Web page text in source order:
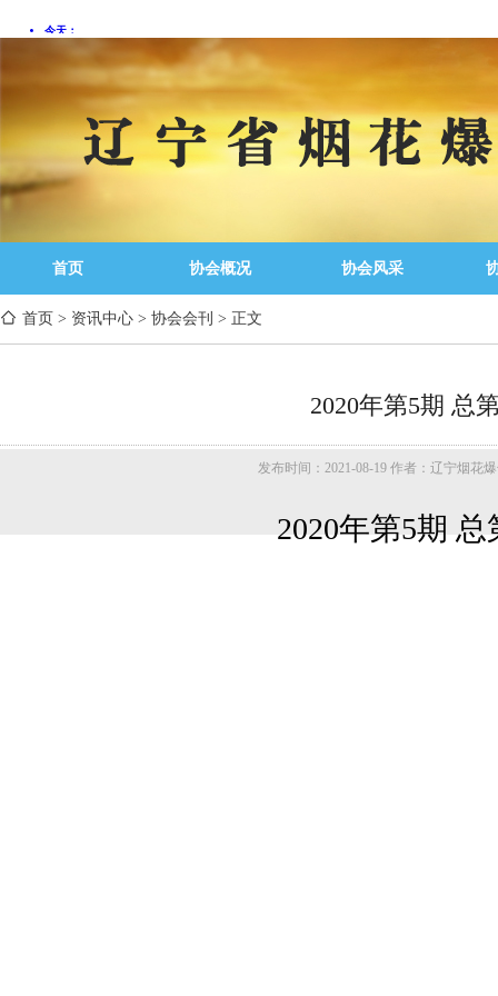
首页 协会概况 协会风采
首页 > 资讯中心 > 协会会刊 > 正文
2020年第5期 总
发布时间：2021-08-19 作者：辽宁烟花
2020年第5期 总